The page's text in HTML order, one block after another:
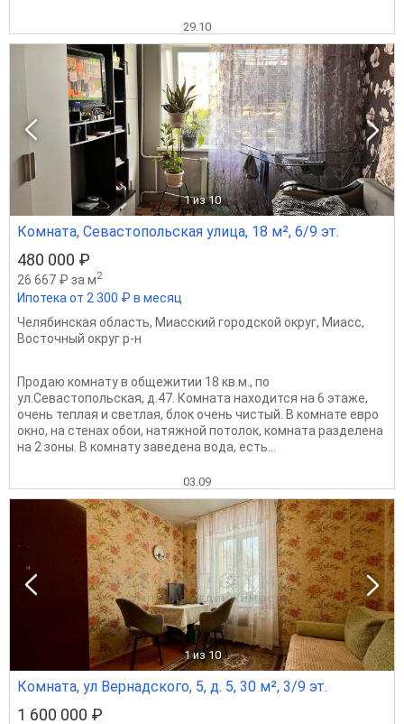
29.10
1 из 10
Комната, Севастопольская улица, 18 м², 6/9 эт.
480 000 ₽
26 667 ₽ за м2
Ипотека от 2 300 ₽ в месяц
Челябинская область, Миасский городской округ, Миасс,
Восточный округ р-н
Продаю комнату в общежитии 18 кв.м., по
ул.Севастопольская, д.47. Комната находится на 6 этаже,
очень теплая и светлая, блок очень чистый. В комнате евро
окно, на стенах обои, натяжной потолок, комната разделена
на 2 зоны. В комнату заведена вода, есть...
03.09
1 из 10
Комната, ул Вернадского, 5, д. 5, 30 м², 3/9 эт.
1 600 000 ₽